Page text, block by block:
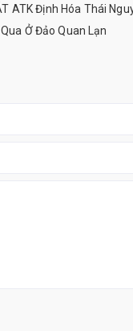
ATK Định Hóa Thái
Ở Đảo Quan Lạn